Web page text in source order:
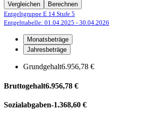
Vergleichen
Berechnen
Entgeltgruppe E 14 Stufe 5
Entgelttabelle: 01.04.2025 - 30.04.2026
Monatsbeträge
Jahresbeträge
Grundgehalt6.956,78 €
Bruttogehalt6.956,78 €
Sozialabgaben-1.368,60 €